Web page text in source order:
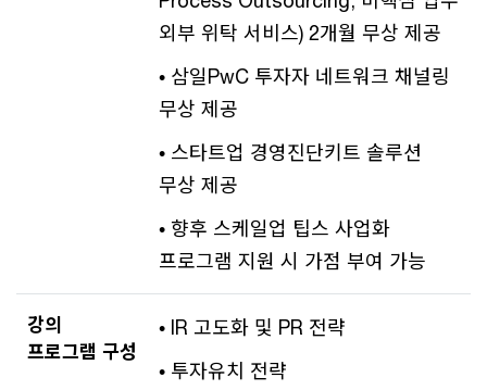
외부 위탁 서비스) 2개월 무상 제공
• 삼일PwC 투자자 네트워크 채널링
무상 제공
• 스타트업 경영진단키트 솔루션
무상 제공
• 향후 스케일업 팁스 사업화
프로그램 지원 시 가점 부여 가능
강의
프로그램 구성
• IR 고도화 및 PR 전략
• 투자유치 전략